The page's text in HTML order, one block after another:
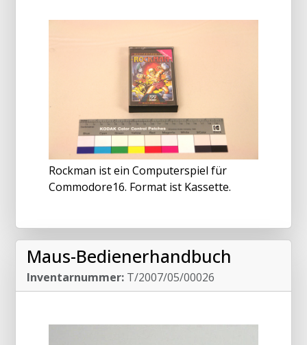
Rockman ist ein Computerspiel für
Commodore16. Format ist Kassette.
Maus-Bedienerhandbuch
Inventarnummer: T/2007/05/00026